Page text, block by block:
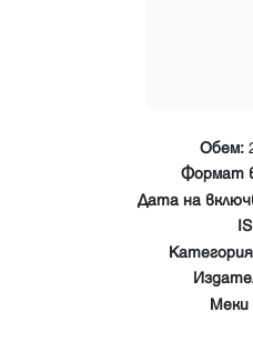
Обем:
Формат
Дата на
Меки